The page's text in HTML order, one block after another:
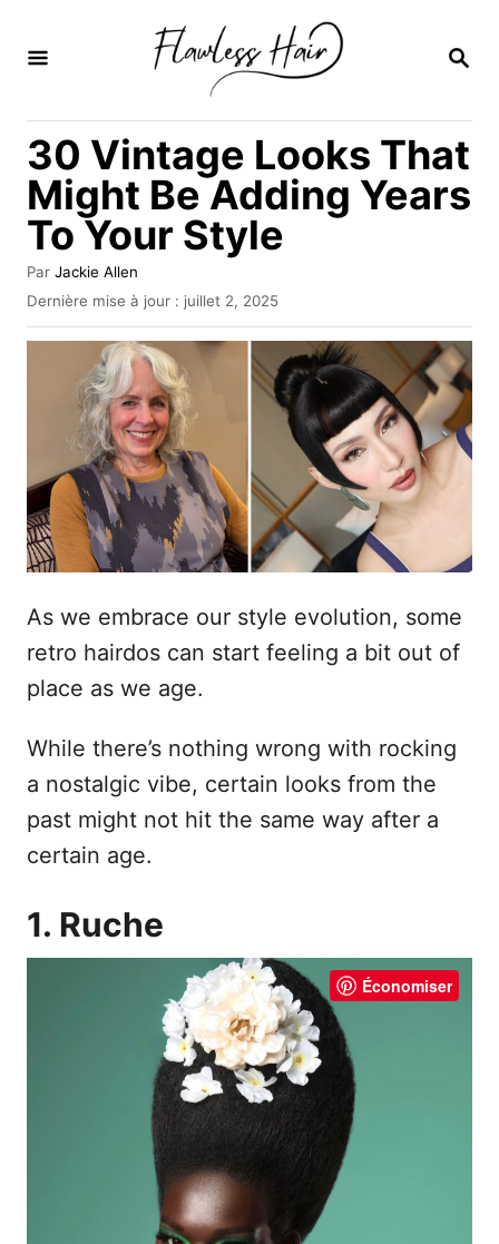
R
H
E
R
C
H
30 Vintage Looks That
Might Be Adding Years
To Your Style
Par A
u
e
Jackie Allen
P
u
b
Dernière mise à jour : juillet 2, 2025
As we embrace our style evolution, some
retro hairdos can start feeling a bit out of
place as we age.
While there’s nothing wrong with rocking
a nostalgic vibe, certain looks from the
past might not hit the same way after a
certain age.
1. Ruche
Économiser